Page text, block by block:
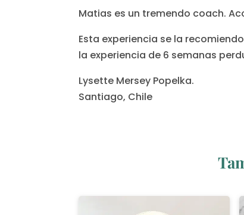
Matias es un tremendo coach.
Esta experiencia se la
la experiencia de 6 semanas
Lysette Mersey Popelka.
Santiago, Chile